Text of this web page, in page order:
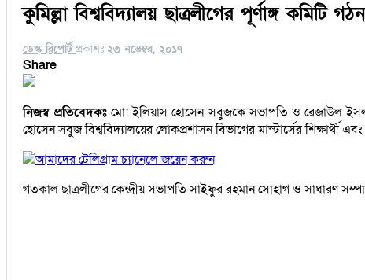
কুমিল্লা বিশ্ববিদ্যালয় ছাত্রলীগের পূর্ণাঙ্গ কমিটি গঠন
ডেস্ক রিপোর্ট প্রকাশঃ ২৩ নভেম্বর, ২০১৭
Share
নিজস্ব প্রতিবেদকঃ মো: ইলিয়াস হোসেন সবুজকে সভাপতি ও রেজাউল ইসলাম
হোসেন সবুজ বিশ্ববিদ্যালয়ের লোকপ্রশাসন বিভাগের মাস্টার্সের শিক্ষার্থী
আমাদের টেলিগ্রাম চ্যানেলে জয়েন করুন
গতকাল ছাত্রলীগের কেন্দ্রীয় সভাপতি সাইফুর রহমান সোহাগ ও সাধারণ